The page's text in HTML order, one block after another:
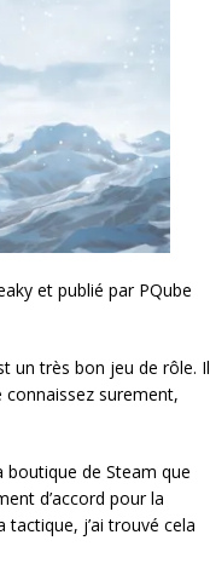
et publié par PQube
un très bon jeu de rôle. Il
connaissez surement,
boutique de Steam que
d’accord pour la
tactique, j’ai trouvé cela